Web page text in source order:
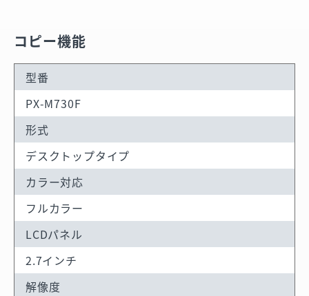
コピー機能
型番
PX-M730F
形式
デスクトップタイプ
カラー対応
フルカラー
LCDパネル
2.7インチ
解像度